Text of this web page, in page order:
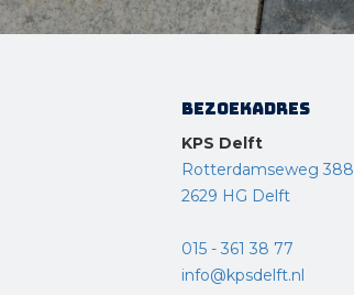
Bezoekadres
KPS Delft
Rotterdamseweg 388
2629 HG Delft
015 - 361 38 77
info@kpsdelft.nl